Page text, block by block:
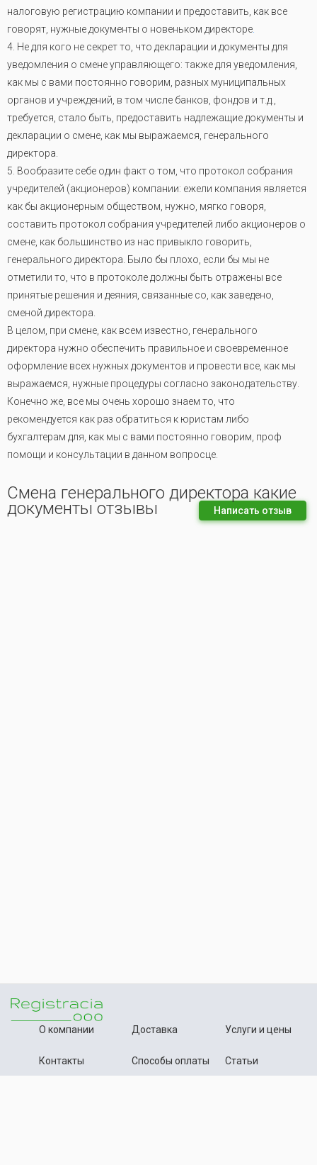
налоговую регистрацию компании и предоставить, как все
говорят, нужные документы о новеньком директоре
4. Не для кого не секрет то, что декларации и документы для
уведомления о смене управляющего: также для уведомления,
как мы с вами постоянно говорим, разных муниципальных
органов и учреждений, в том числе банков, фондов и т.д.,
требуется, стало быть, предоставить надлежащие документы и
декларации о смене, как мы выражаемся, генерального
директора.
5. Вообразите себе один факт о том, что протокол собрания
учредителей (акционеров) компании: ежели компания является
как бы акционерным обществом, нужно, мягко говоря,
составить протокол собрания учредителей либо акционеров о
смене, как большинство из нас привыкло говорить,
генерального директора. Было бы плохо, если бы мы не
отметили то, что в протоколе должны быть отражены все
принятые решения и деяния, связанные со, как заведено,
сменой директора.
В целом, при смене, как всем известно, генерального
директора нужно обеспечить правильное и своевременное
оформление всех нужных документов и провести все, как мы
выражаемся, нужные процедуры согласно законодательству.
Конечно же, все мы очень хорошо знаем то, что
рекомендуется как раз обратиться к юристам либо
бухгалтерам для, как мы с вами постоянно говорим, проф
помощи и консультации в данном вопросце.
Смена генерального директора какие
документы отзывы Написать отзыв
О компании
Контакты
Доставка
Способы оплаты
Услуги и цены
Статьи